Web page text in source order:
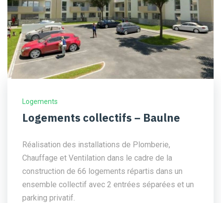
Logements
Logements collectifs – Baulne
Réalisation des installations de Plomberie,
Chauffage et Ventilation dans le cadre de la
construction de 66 logements répartis dans un
ensemble collectif avec 2 entrées séparées et un
parking privatif.